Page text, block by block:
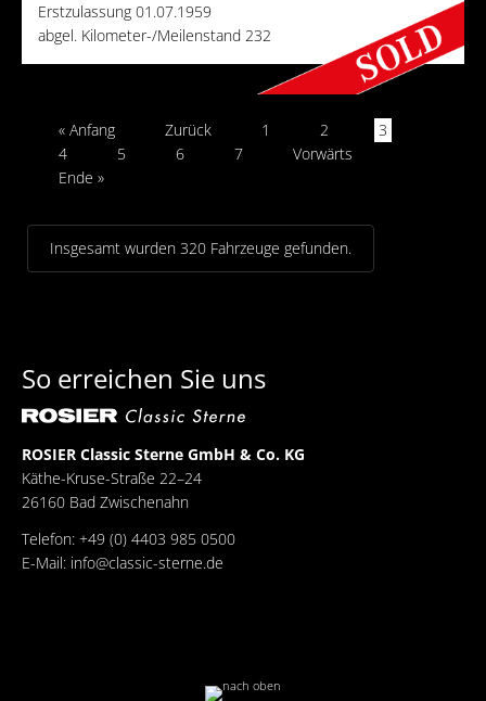
Erstzulassung 01.07.1959
abgel. Kilometer-/Meilenstand 232
« Anfang Zurück 1 2
3
4
5 6 7
Vorwärts
Ende »
Insgesamt wurden 320 Fahrzeuge gefunden.
So erreichen Sie uns
ROSIER Classic Sterne GmbH & Co. KG
Käthe-Kruse-Straße 22–24
26160 Bad Zwischenahn
Telefon: +49 (0) 4403 985 0500
E-Mail: info@classic-sterne.de